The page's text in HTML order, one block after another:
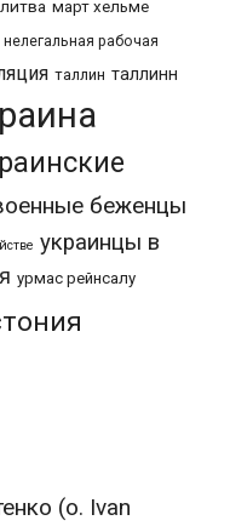
литва март хельме
нелегальная рабочая
таллин таллинн
беженцы
украинцы в
урмас рейнсалу
(о. Ivan